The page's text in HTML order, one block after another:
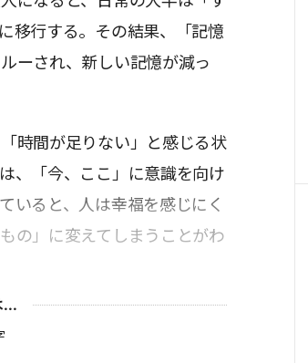
移行する。その結果、「記憶
ーされ、新しい記憶が減っ
時間が足りない」と感じる状
、「今、ここ」に意識を向け
いると、人は幸福を感じにく
の」に変えてしまうことがわ
...